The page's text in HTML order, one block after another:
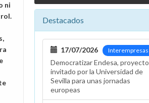
ni
Destacados
Interempresas
17/07/2026
Democratizar Endesa, proyecto
invitado por la Universidad de
Sevilla para unas jornadas
europeas